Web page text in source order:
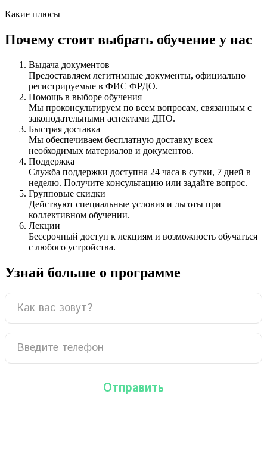
Какие плюсы
Почему стоит выбрать обучение у нас
Выдача документов
Предоставляем легитимные документы, официально
регистрируемые в ФИС ФРДО.
Помощь в выборе обучения
Мы проконсультируем по всем вопросам, связанным с
законодательными аспектами ДПО.
Быстрая доставка
Мы обеспечиваем бесплатную доставку всех
необходимых материалов и документов.
Поддержка
Служба поддержки доступна 24 часа в сутки, 7 дней в
неделю. Получите консультацию или задайте вопрос.
Групповые скидки
Действуют специальные условия и льготы при
коллективном обучении.
Лекции
Бессрочный доступ к лекциям и возможность обучаться
с любого устройства.
Узнай больше о программе